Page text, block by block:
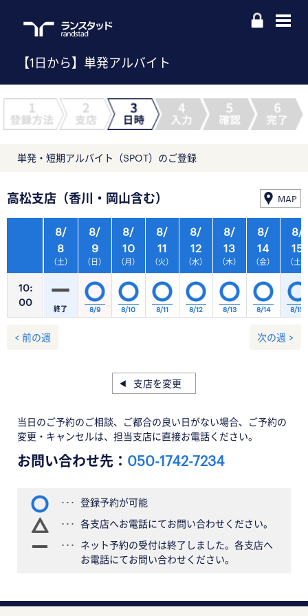
【1日から】単発アルバイト
単発・短期アルバイト（SPOT）のご登録
高松支店（香川・岡山含む） MAP
10:
00
8/
8
（土）
8/
9
（日）
8/
10
（月）
8/
11
（火）
8/
12
（水）
8/
13
（木）
8/
14
（金）
終了 8/9 8/10 8/11 8/12 8/13 8/14
8/
15
（土）
8/15
< 前の週 次の週 >
支店を変更
当日のご予約のご相談、ご都合の良い日がない場合、ご予約の
変更・キャンセルは、担当支店に直接お電話ください。
お問い合わせ先： 050-1742-7234
登録予約が可能
各支店へお電話にてお問い合わせください。
ネット予約の受付は終了しました。各支店へ
お電話にてお問い合わせください。